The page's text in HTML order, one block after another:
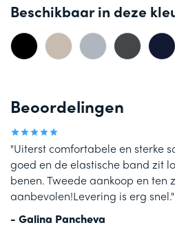
Beschikbaar in deze
Beoordelingen
"Uiterst comfortabele en sterke
goed en de elastische band zit
benen. Tweede aankoop en ten
aanbevolen!Levering is erg snel."
Galina Pancheva